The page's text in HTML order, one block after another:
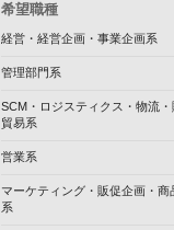
希望職種
経営・経営企画・事業企画系
管理部門系
SCM・ロジスティクス・物流・
貿易系
営業系
マーケティング・販促企画・商
系